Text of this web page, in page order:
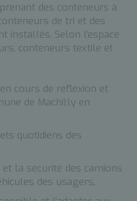
des conteneurs à
de tri et des
installés. Selon l'espace
conteneurs textile et
cours de réflexion et
de Machilly en
quotidiens des
et la sécurité des camions
des usagers,